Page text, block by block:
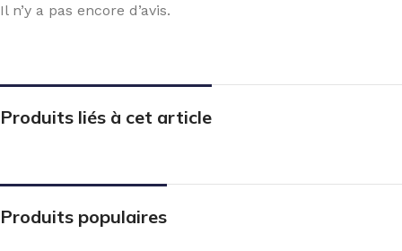
Il n’y a pas encore d’avis.
Produits liés à cet article
Produits populaires